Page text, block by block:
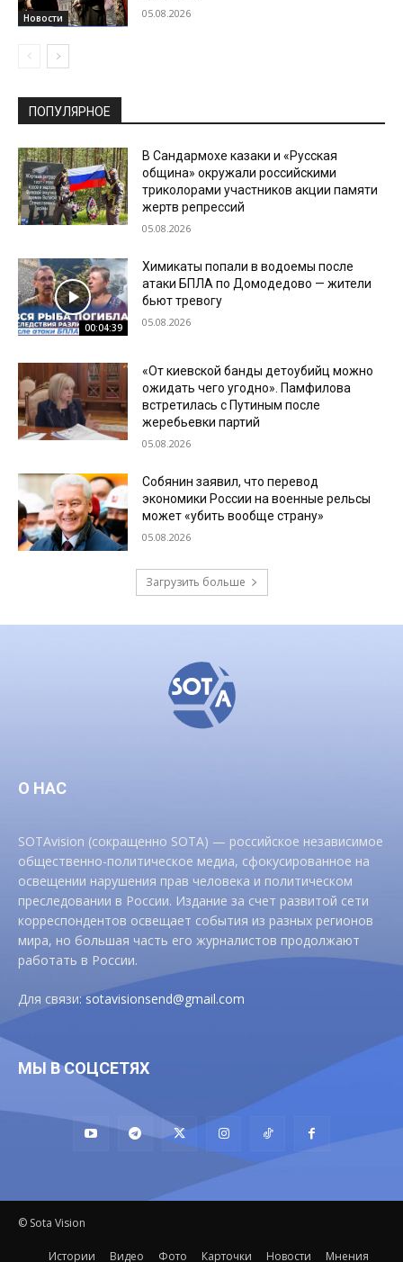
Новости 05.08.2026
ПОПУЛЯРНОЕ
В Сандармохе казаки и «Русская
община» окружали российскими
триколорами участников акции памяти
жертв репрессий
05.08.2026
00:04:39
Химикаты попали в водоемы после
атаки БПЛА по Домодедово — жители
бьют тревогу
05.08.2026
«От киевской банды детоубийц можно
ожидать чего угодно». Памфилова
встретилась с Путиным после
жеребьевки партий
05.08.2026
Собянин заявил, что перевод
экономики России на военные рельсы
может «убить вообще страну»
05.08.2026
Загрузить больше
О НАС
SOTAvision (сокращенно SOTA) — российское независимое
общественно-политическое медиа, сфокусированное на
освещении нарушения прав человека и политическом
преследовании в России. Издание за счет развитой сети
корреспондентов освещает события из разных регионов
мира, но большая часть его журналистов продолжают
работать в России.
Для связи:sotavisionsend@gmail.com
МЫ В СОЦСЕТЯХ
© Sota Vision
Истории Видео Фото Карточки Новости Мнения